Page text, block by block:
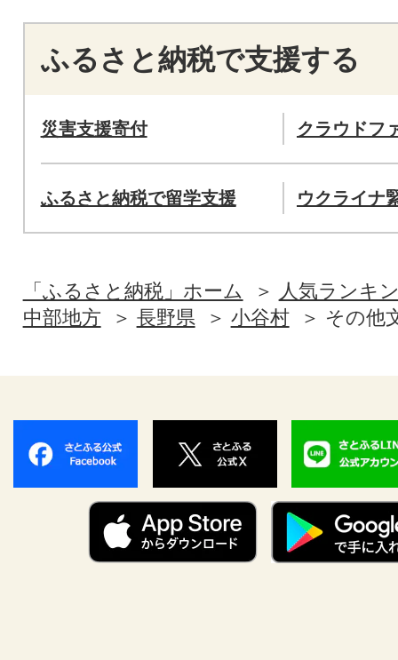
ふるさと納税で支援する
災害支援寄付 クラウドフ
ふるさと納税で留学支援 ウクライナ
「ふるさと納税」ホーム
人気ランキ
中部地方
長野県 小谷村 その他